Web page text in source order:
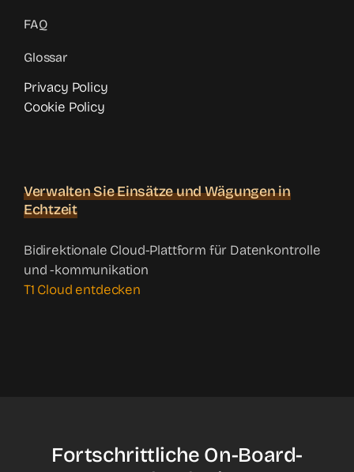
FAQ
Glossar
Privacy Policy
Cookie Policy
Verwalten Sie Einsätze und Wägungen in
Echtzeit
Bidirektionale Cloud-Plattform für Datenkontrolle
und -kommunikation
T1 Cloud entdecken
Fortschrittliche On-Board-